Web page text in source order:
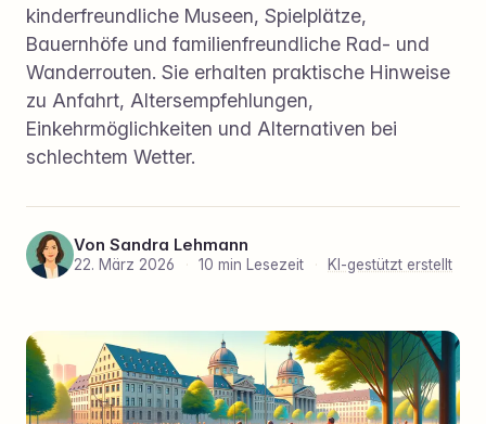
kinderfreundliche Museen, Spielplätze,
Bauernhöfe und familienfreundliche Rad- und
Wanderrouten. Sie erhalten praktische Hinweise
zu Anfahrt, Altersempfehlungen,
Einkehrmöglichkeiten und Alternativen bei
schlechtem Wetter.
Von Sandra Lehmann
22. März 2026 · 10 min Lesezeit · KI-gestützt erstellt